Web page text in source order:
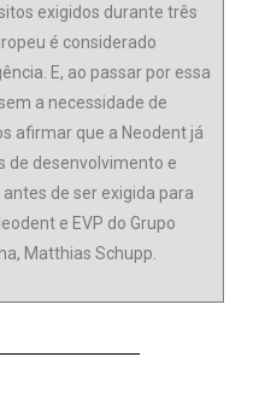
exigidos durante três
é considerado
E, ao passar por essa
a necessidade de
afirmar que a Neodent já
de desenvolvimento e
de ser exigida para
e EVP do Grupo
Matthias Schupp.